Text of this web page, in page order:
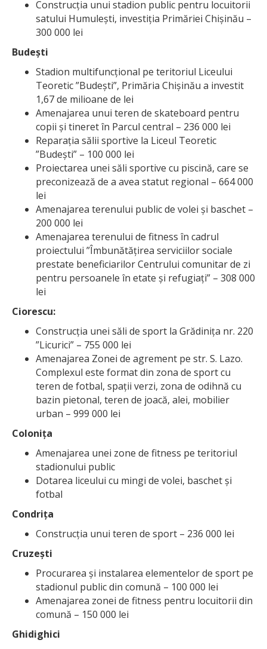
Construcția unui stadion public pentru locuitorii
satului Humulești, investiția Primăriei Chișinău –
300 000 lei
Budești
Stadion multifuncțional pe teritoriul Liceului
Teoretic ”Budești”, Primăria Chișinău a investit
1,67 de milioane de lei
Amenajarea unui teren de skateboard pentru
copii și tineret în Parcul central – 236 000 lei
Reparația sălii sportive la Liceul Teoretic
”Budești” – 100 000 lei
Proiectarea unei săli sportive cu piscină, care se
preconizează de a avea statut regional – 664 000
lei
Amenajarea terenului public de volei și baschet –
200 000 lei
Amenajarea terenului de fitness în cadrul
proiectului ”Îmbunătățirea serviciilor sociale
prestate beneficiarilor Centrului comunitar de zi
pentru persoanele în etate și refugiați” – 308 000
lei
Ciorescu:
Construcția unei săli de sport la Grădinița nr. 220
”Licurici” – 755 000 lei
Amenajarea Zonei de agrement pe str. S. Lazo.
Complexul este format din zona de sport cu
teren de fotbal, spații verzi, zona de odihnă cu
bazin pietonal, teren de joacă, alei, mobilier
urban – 999 000 lei
Colonița
Amenajarea unei zone de fitness pe teritoriul
stadionului public
Dotarea liceului cu mingi de volei, baschet și
fotbal
Condrița
Construcția unui teren de sport – 236 000 lei
Cruzești
Procurarea și instalarea elementelor de sport pe
stadionul public din comună – 100 000 lei
Amenajarea zonei de fitness pentru locuitorii din
comună – 150 000 lei
Ghidighici